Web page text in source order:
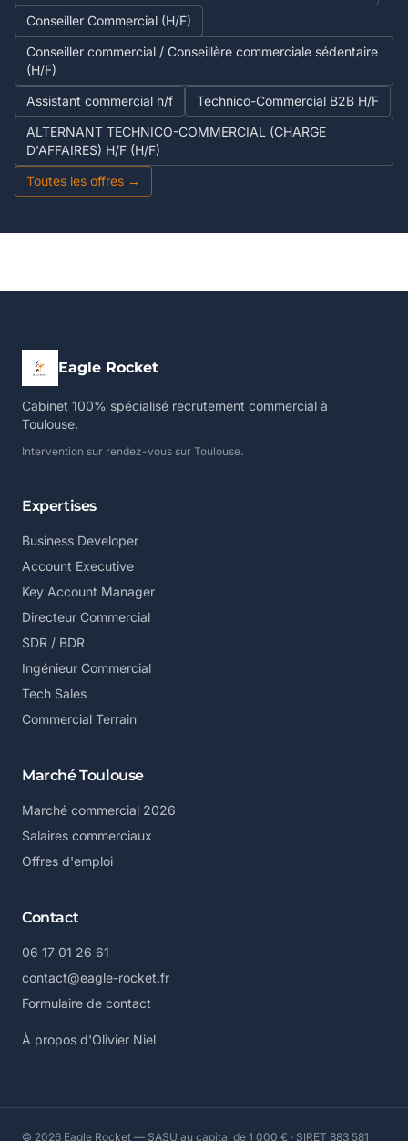
Conseiller Commercial (H/F)
Conseiller commercial / Conseillère commerciale sédentaire
(H/F)
Assistant commercial h/f
Technico-Commercial B2B H/F
ALTERNANT TECHNICO-COMMERCIAL (CHARGE
D'AFFAIRES) H/F (H/F)
Toutes les offres →
Eagle Rocket
Cabinet 100% spécialisé recrutement commercial à
Toulouse.
Intervention sur rendez-vous sur Toulouse.
Expertises
Business Developer
Account Executive
Key Account Manager
Directeur Commercial
SDR / BDR
Ingénieur Commercial
Tech Sales
Commercial Terrain
Marché Toulouse
Marché commercial 2026
Salaires commerciaux
Offres d'emploi
Contact
06 17 01 26 61
contact@eagle-rocket.fr
Formulaire de contact
À propos d'Olivier Niel
© 2026 Eagle Rocket — SASU au capital de 1 000 € · SIRET 883 581